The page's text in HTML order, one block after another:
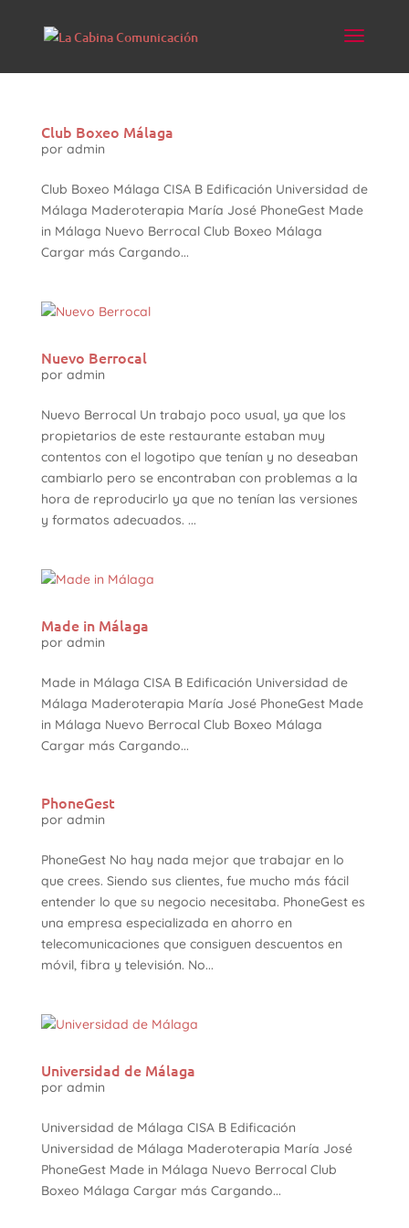
Club Boxeo Málaga
por admin
Club Boxeo Málaga CISA B Edificación Universidad de
Málaga Maderoterapia María José PhoneGest Made
in Málaga Nuevo Berrocal Club Boxeo Málaga
Cargar más Cargando...
Nuevo Berrocal
por admin
Nuevo Berrocal Un trabajo poco usual, ya que los
propietarios de este restaurante estaban muy
contentos con el logotipo que tenían y no deseaban
cambiarlo pero se encontraban con problemas a la
hora de reproducirlo ya que no tenían las versiones
y formatos adecuados. ...
Made in Málaga
por admin
Made in Málaga CISA B Edificación Universidad de
Málaga Maderoterapia María José PhoneGest Made
in Málaga Nuevo Berrocal Club Boxeo Málaga
Cargar más Cargando...
PhoneGest
por admin
PhoneGest No hay nada mejor que trabajar en lo
que crees. Siendo sus clientes, fue mucho más fácil
entender lo que su negocio necesitaba. PhoneGest es
una empresa especializada en ahorro en
telecomunicaciones que consiguen descuentos en
móvil, fibra y televisión. No...
Universidad de Málaga
por admin
Universidad de Málaga CISA B Edificación
Universidad de Málaga Maderoterapia María José
PhoneGest Made in Málaga Nuevo Berrocal Club
Boxeo Málaga Cargar más Cargando...